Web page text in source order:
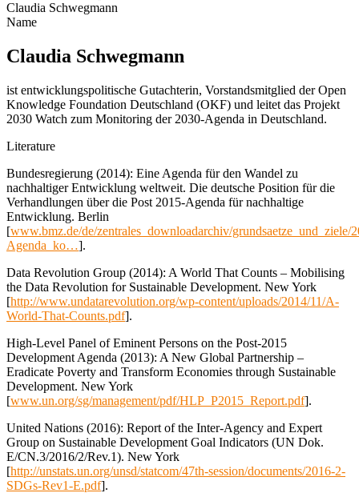
Claudia Schwegmann
Name
Claudia Schwegmann
ist entwicklungspolitische Gutachterin, Vorstandsmitglied der Open
Knowledge Foundation Deutschland (OKF) und leitet das Projekt
2030 Watch zum Monitoring der 2030-Agenda in Deutschland.
Literature
Bundesregierung (2014): Eine Agenda für den Wandel zu
nachhaltiger Entwicklung weltweit. Die deutsche Position für die
Verhandlungen über die Post 2015-Agenda für nachhaltige
Entwicklung. Berlin
[www.bmz.de/de/zentrales_downloadarchiv/grundsaetze_und_ziele/
Agenda_ko…].
Data Revolution Group (2014): A World That Counts – Mobilising
the Data Revolution for Sustainable Development. New York
[http://www.undatarevolution.org/wp-content/uploads/2014/11/A-
World-That-Counts.pdf].
High-Level Panel of Eminent Persons on the Post-2015
Development Agenda (2013): A New Global Partnership –
Eradicate Poverty and Transform Economies through Sustainable
Development. New York
[www.un.org/sg/management/pdf/HLP_P2015_Report.pdf].
United Nations (2016): Report of the Inter-Agency and Expert
Group on Sustainable Development Goal Indicators (UN Dok.
E/CN.3/2016/2/Rev.1). New York
[http://unstats.un.org/unsd/statcom/47th-session/documents/2016-2-
SDGs-Rev1-E.pdf].